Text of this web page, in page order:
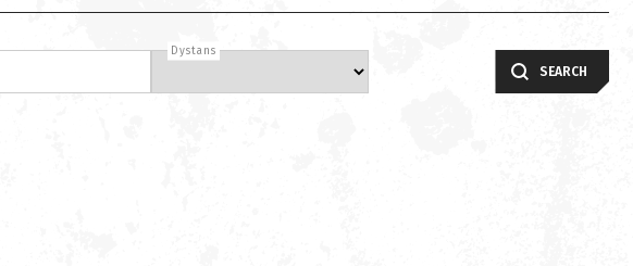
Dystans
SEARCH